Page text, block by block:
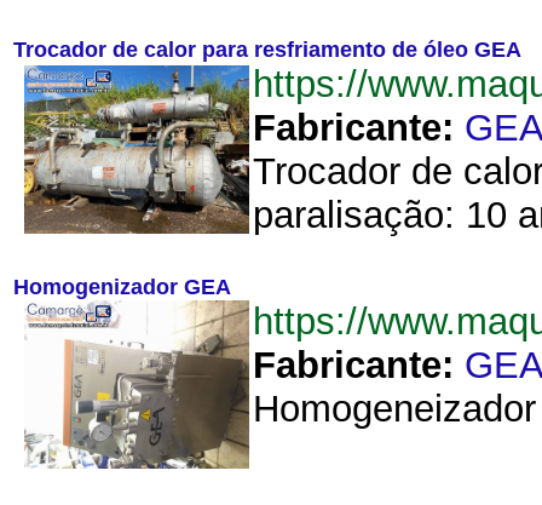
Trocador de calor para resfriamento de óleo GEA
https://
Fabricante:
Trocador de
paralisação: 10
Homogenizador GEA
https://
Fabricante: